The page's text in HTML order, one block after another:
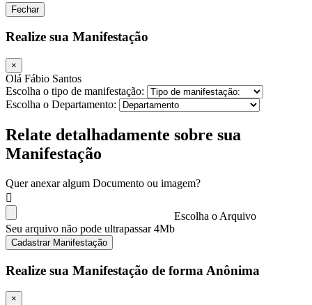
Fechar
Realize sua Manifestação
×
Olá Fábio Santos
Escolha o tipo de manifestação:
Escolha o Departamento:
Relate detalhadamente sobre sua
Manifestação
Quer anexar algum Documento ou imagem?
Escolha o Arquivo
Seu arquivo não pode ultrapassar 4Mb
Cadastrar Manifestação
Realize sua Manifestação de forma Anônima
×